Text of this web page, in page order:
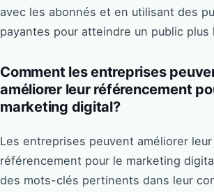
avec les abonnés et en utilisant des
payantes pour atteindre un public plus
Comment les entreprises
améliorer leur référencement
marketing digital?
Les entreprises peuvent améliorer leur
référencement pour le marketing
des mots-clés pertinents dans leur